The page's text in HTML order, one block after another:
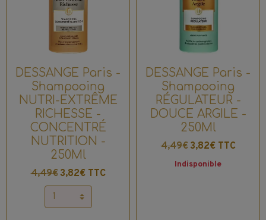
DESSANGE Paris -
Shampooing
NUTRI-EXTRÊME
RICHESSE -
CONCENTRÉ
NUTRITION -
250Ml
4,49€ 3,82€ TTC
DESSANGE Paris -
Shampooing
RÉGULATEUR -
DOUCE ARGILE -
250Ml
4,49€ 3,82€ TTC
Indisponible